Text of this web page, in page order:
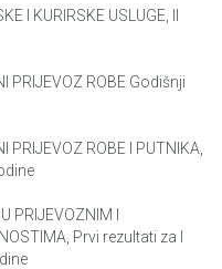
I KURIRSKE USLUGE, II
PRIJEVOZ ROBE Godišnji
PRIJEVOZ ROBE I PUTNIKA,
PRIJEVOZNIM I
Prvi rezultati za I